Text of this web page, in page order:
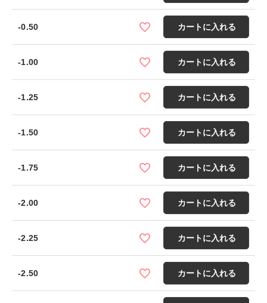
-0.50 カートに入れる
-1.00 カートに入れる
-1.25 カートに入れる
-1.50 カートに入れる
-1.75 カートに入れる
-2.00 カートに入れる
-2.25 カートに入れる
-2.50 カートに入れる